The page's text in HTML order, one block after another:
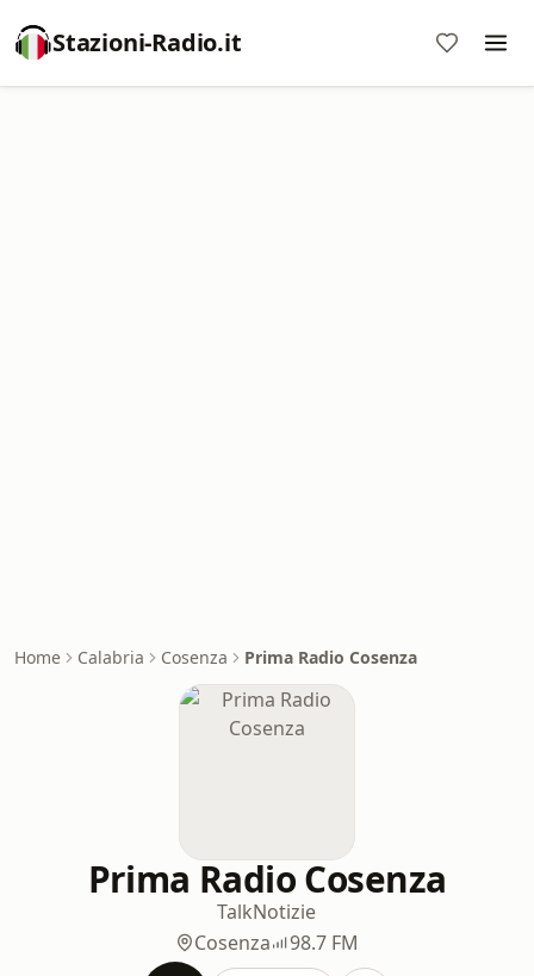
Stazioni-Radio.it
Home Calabria Cosenza Prima Radio Cosenza
Prima Radio Cosenza
TalkNotizie
Cosenza
98.7 FM